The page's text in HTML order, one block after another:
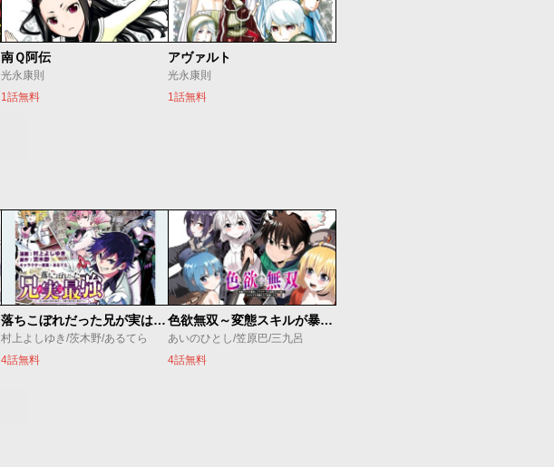
南Ｑ阿伝
光永康則
1話無料
アヴァルト
光永康則
1話無料
落ちこぼれだった兄が実は最強 ～史上最強の勇者は転生し、学園で無自覚に無双する～
村上よしゆき/茨木野/あるてら
4話無料
色欲無双～変態スキルが暴走してヤリサーから追放された俺は、はからずも淫靡な力で最強になる～
あいのひとし/笠原巴/三九呂
4話無料